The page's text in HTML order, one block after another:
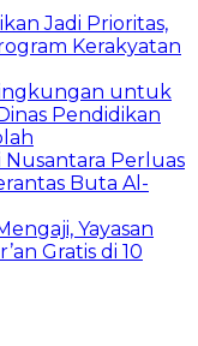
Jadi Prioritas,
Kerakyatan
untuk
Pendidikan
Nusantara Perluas
Buta Al-
Yayasan
Gratis di 10